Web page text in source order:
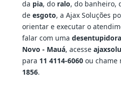
da pia, do ralo, do banheiro,
de esgoto, a Ajax Soluções
orientar e executar o
falar com uma
Novo - Mauá, acesse
para 11 4114-6060ou chame
1856.